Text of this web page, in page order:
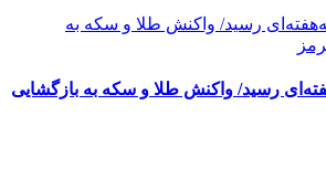
رسید/ واکنش طلا و سکه به بازگشایی